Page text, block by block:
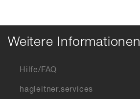
Weitere Informationen
Hilfe/FAQ
hagleitner.services